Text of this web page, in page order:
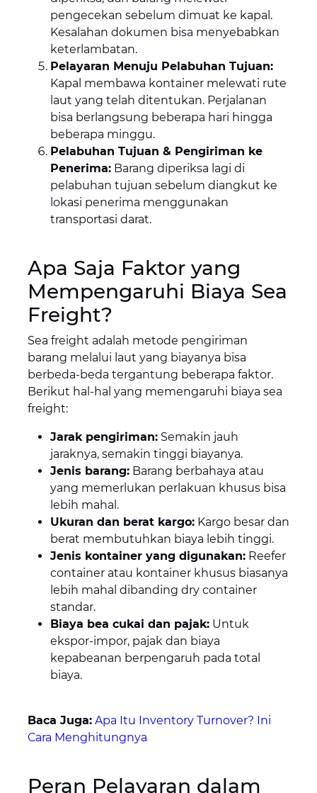
pengecekan sebelum dimuat ke kapal.
Kesalahan dokumen bisa menyebabkan
keterlambatan.
Pelayaran Menuju Pelabuhan Tujuan:
Kapal membawa kontainer melewati rute
laut yang telah ditentukan. Perjalanan
bisa berlangsung beberapa hari hingga
beberapa minggu.
Pelabuhan Tujuan & Pengiriman ke
Penerima:Barang diperiksa lagi di
pelabuhan tujuan sebelum diangkut ke
lokasi penerima menggunakan
transportasi darat.
Apa Saja Faktor yang
Mempengaruhi Biaya Sea
Freight?
Sea freight adalah metode pengiriman
barang melalui laut yang biayanya bisa
berbeda-beda tergantung beberapa faktor.
Berikut hal-hal yang memengaruhi biaya sea
freight:
Jarak pengiriman:Semakin jauh
jaraknya, semakin tinggi biayanya.
Jenis barang:Barang berbahaya atau
yang memerlukan perlakuan khusus bisa
lebih mahal.
Ukuran dan berat kargo:Kargo besar dan
berat membutuhkan biaya lebih tinggi.
Jenis kontainer yang digunakan:Reefer
container atau kontainer khusus biasanya
lebih mahal dibanding dry container
standar.
Biaya bea cukai dan pajak:Untuk
ekspor-impor, pajak dan biaya
kepabeanan berpengaruh pada total
biaya.
Baca Juga: Apa Itu Inventory Turnover? Ini
Cara Menghitungnya
Peran Pelayaran dalam